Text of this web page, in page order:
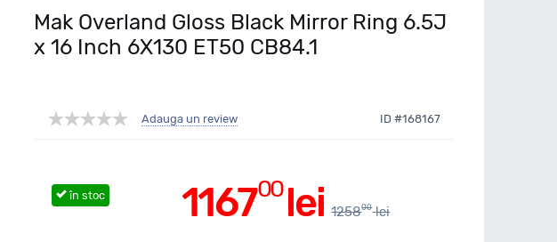
Mak Overland Gloss Black Mirror Ring 6.5J
x 16 Inch 6X130 ET50 CB84.1
Adauga un review ID #168167
116700lei 125800 lei
în stoc